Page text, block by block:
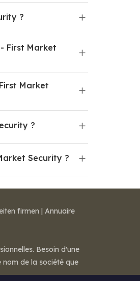
?
First Market
Market
?
Security ?
firmen | Annuaire
Besoin d'une
nom de la société que